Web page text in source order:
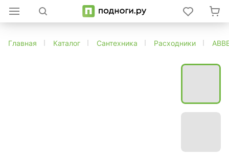
Главная Каталог Сантехника Расходники